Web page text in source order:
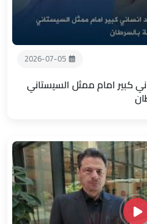
2026-07-05
كبير امام ممثل السيستاني